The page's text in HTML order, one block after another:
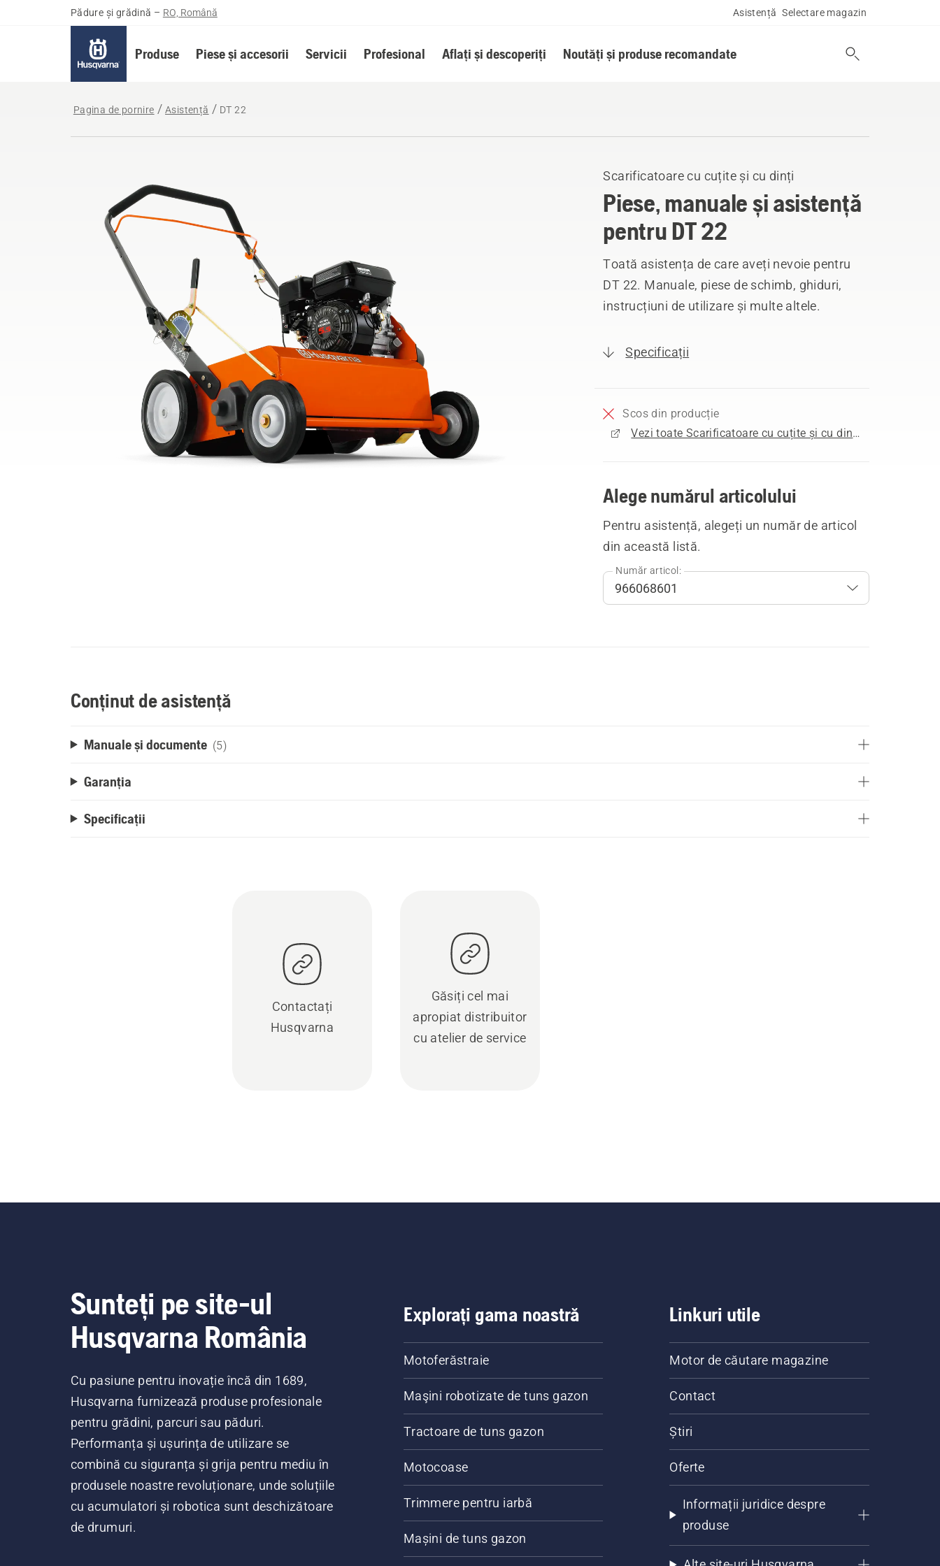
Pădure și grădină – RO, Română Asistență Selectare magazin
Produse Piese și accesorii Servicii Profesional Aflați și descoperiți Noutăți și produse recomandate
Pagina de pornire Asistență DT 22
Scarificatoare cu cuțite și cu dinți
Piese, manuale și asistență
pentru DT 22
Toată asistența de care aveți nevoie pentru
DT 22. Manuale, piese de schimb, ghiduri,
instrucțiuni de utilizare și multe altele.
Specificații
Scos din producție
Vezi toate Scarificatoare cu cuțite și cu dinți de vânzare
Alege numărul articolului
Pentru asistență, alegeți un număr de articol
din această listă.
Număr articol:
Conținut de asistență
Manuale și documente (5)
Garanția
Specificații
Contactați
Husqvarna
Găsiți cel mai
apropiat distribuitor
cu atelier de service
Sunteți pe site-ul
Husqvarna România
Cu pasiune pentru inovație încă din 1689,
Husqvarna furnizează produse profesionale
pentru grădini, parcuri sau păduri.
Performanța și ușurința de utilizare se
combină cu siguranța și grija pentru mediu în
produsele noastre revoluționare, unde soluțiile
cu acumulatori și robotica sunt deschizătoare
de drumuri.
Explorați gama noastră
Motoferăstraie
Maşini robotizate de tuns gazon
Tractoare de tuns gazon
Motocoase
Trimmere pentru iarbă
Mașini de tuns gazon
Linkuri utile
Motor de căutare magazine
Contact
Știri
Oferte
Informații juridice despre
produse